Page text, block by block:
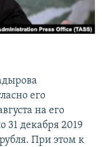
его
на его
31 декабря 2019
При этом к